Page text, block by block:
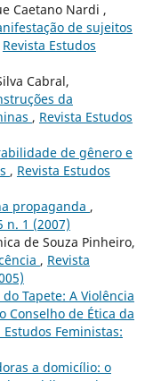
Caetano Nardi ,
de sujeitos
Revista Estudos
Cabral,
da
, Revista Estudos
de gênero e
, Revista Estudos
propaganda ,
n. 1 (2007)
de Souza Pinheiro,
, Revista
Tapete: A Violência
Conselho de Ética da
Estudos Feministas:
a domicílio: o